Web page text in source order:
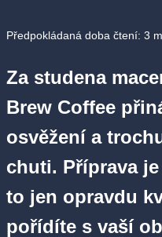
Předpokládaná doba čtení: 3
Za studena
Brew Coffee
osvěžení a
chuti. Příprava
to jen opravdu
pořídíte s vaší